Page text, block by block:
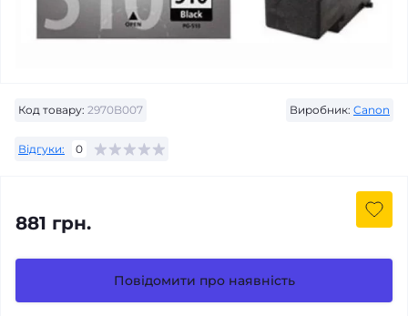
Код товару: 2970B007 Виробник: Canon
Відгуки: 0
881 грн.
Повідомити про наявність